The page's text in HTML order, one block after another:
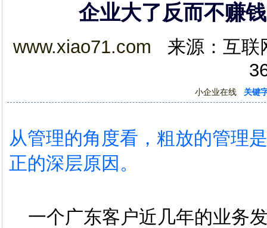
企业大了反而不赚
www.xiao71.com 来源：互
小企业在线 关键
从管理的角度看，粗放的管理
正的深层原因。
一个广东客户近几年的业务